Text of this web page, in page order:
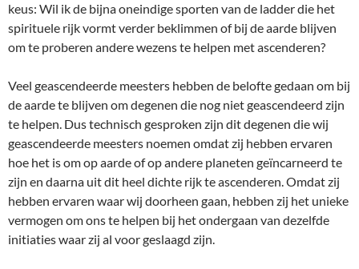
keus: Wil ik de bijna oneindige sporten van de ladder die het
spirituele rijk vormt verder beklimmen of bij de aarde blijven
om te proberen andere wezens te helpen met ascenderen?
Veel geascendeerde meesters hebben de belofte gedaan om bij
de aarde te blijven om degenen die nog niet geascendeerd zijn
te helpen. Dus technisch gesproken zijn dit degenen die wij
geascendeerde meesters noemen omdat zij hebben ervaren
hoe het is om op aarde of op andere planeten geïncarneerd te
zijn en daarna uit dit heel dichte rijk te ascenderen. Omdat zij
hebben ervaren waar wij doorheen gaan, hebben zij het unieke
vermogen om ons te helpen bij het ondergaan van dezelfde
initiaties waar zij al voor geslaagd zijn.